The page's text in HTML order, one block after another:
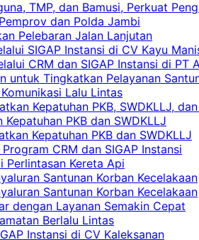
TMP, dan Bamusi, Perkuat
dan Polda Jambi
Pelebaran Jalan Lanjutan
SIGAP Instansi di CV Kayu
CRM dan SIGAP Instansi di PT
untuk Tingkatkan Pelayanan
Lalu Lintas
Kepatuhan PKB, SWDKLLJ, dan
PKB dan SWDKLLJ
Kepatuhan PKB dan SWDKLLJ
CRM dan SIGAP Instansi
Perlintasan Kereta Api
Santunan Korban Kecelakaan
Santunan Korban Kecelakaan
dengan Layanan Semakin Cepat
Berlalu Lintas
Instansi di CV Kaleksanan